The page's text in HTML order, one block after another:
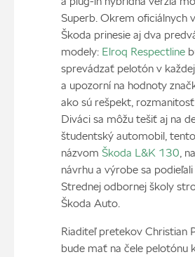
Superb. Okrem oficiálnych
Škoda prinesie aj dva
modely: Elroq Respectline
sprevádzať pelotón v
a upozorní na hodnoty
ako sú rešpekt, rozmanitosť
Diváci sa môžu tešiť aj na
študentský automobil,
názvom Škoda L&K 130,
návrhu a výrobe sa
Strednej odbornej školy
Škoda Auto.
Riaditeľ pretekov Christian
bude mať na čele pelotónu